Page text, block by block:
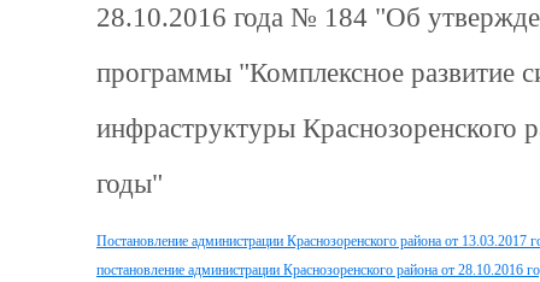
28.10.2016 года № 184 "Об
программы "Комплексное развитие
инфраструктуры Краснозоренского
годы"
Постановление администрации Краснозоренского района от
постановление администрации Краснозоренского района от